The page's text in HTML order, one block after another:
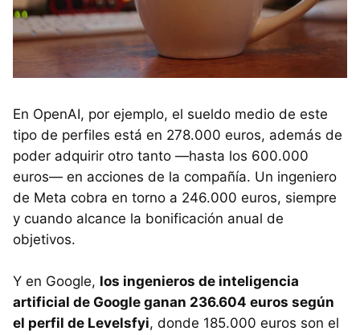
En OpenAI, por ejemplo, el sueldo medio de este
tipo de perfiles está en 278.000 euros, además de
poder adquirir otro tanto —hasta los 600.000
euros— en acciones de la compañía. Un ingeniero
de Meta cobra en torno a 246.000 euros, siempre
y cuando alcance la bonificación anual de
objetivos.
Y en Google, los ingenieros de inteligencia
artificial de Google ganan 236.604 euros según
el perfil de Levelsfyi, donde 185.000 euros son el